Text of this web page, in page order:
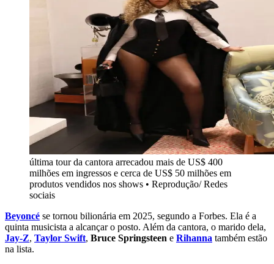
última tour da cantora arrecadou mais de US$ 400
milhões em ingressos e cerca de US$ 50 milhões em
produtos vendidos nos shows • Reprodução/ Redes
sociais
Beyoncé se tornou bilionária em 2025, segundo a Forbes. Ela é a
quinta musicista a alcançar o posto. Além da cantora, o marido dela,
Jay-Z, Taylor Swift, Bruce Springsteen e Rihanna também estão
na lista.